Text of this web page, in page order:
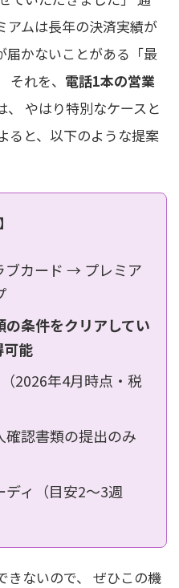
アムは長年の決済実績が
届かないことがある「最
それを、 電話1本の営業
、 やはり特別なケースと
ると、以下のような提案
ブカード → プレミア
の条件をクリアしてい
可能
2026年4月時点・税
確認書類の提出のみ
ィ（目安2〜3週
きないので、 ぜひこの機